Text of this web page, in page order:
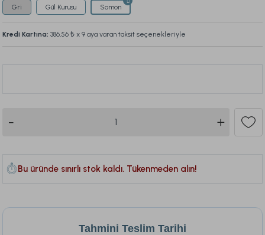
Gri Gül Kurusu Somon
Kredi Kartına: 386,56 ₺ x 9 aya varan taksit seçenekleriyle
Bu üründe sınırlı stok kaldı. Tükenmeden alın!
Tahmini Teslim Tarihi